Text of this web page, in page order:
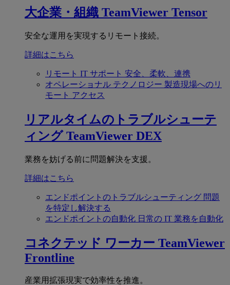
大企業・組織 TeamViewer Tensor
安全な運用を実現するリモート接続。
詳細はこちら
リモート IT サポート 安全、柔軟、連携
オペレーショナル テクノロジー 製造現場へのリ
モート アクセス
リアルタイムのトラブルシューテ
ィング TeamViewer DEX
業務を妨げる前に問題解決を支援。
詳細はこちら
エンドポイントのトラブルシューティング 問題
を特定し解決する
エンドポイントの自動化 日常の IT 業務を自動化
コネクテッド ワーカー TeamViewer
Frontline
産業用拡張現実で効率性を推進。